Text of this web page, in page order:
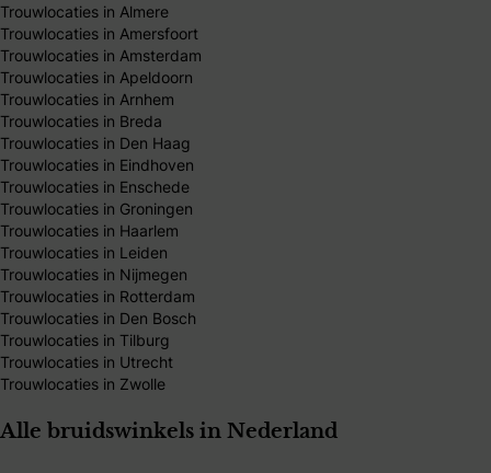
Trouwlocaties in Almere
Trouwlocaties in Amersfoort
Trouwlocaties in Amsterdam
Trouwlocaties in Apeldoorn
Trouwlocaties in Arnhem
Trouwlocaties in Breda
Trouwlocaties in Den Haag
Trouwlocaties in Eindhoven
Trouwlocaties in Enschede
Trouwlocaties in Groningen
Trouwlocaties in Haarlem
Trouwlocaties in Leiden
Trouwlocaties in Nijmegen
Trouwlocaties in Rotterdam
Trouwlocaties in Den Bosch
Trouwlocaties in Tilburg
Trouwlocaties in Utrecht
Trouwlocaties in Zwolle
Alle bruidswinkels in Nederland